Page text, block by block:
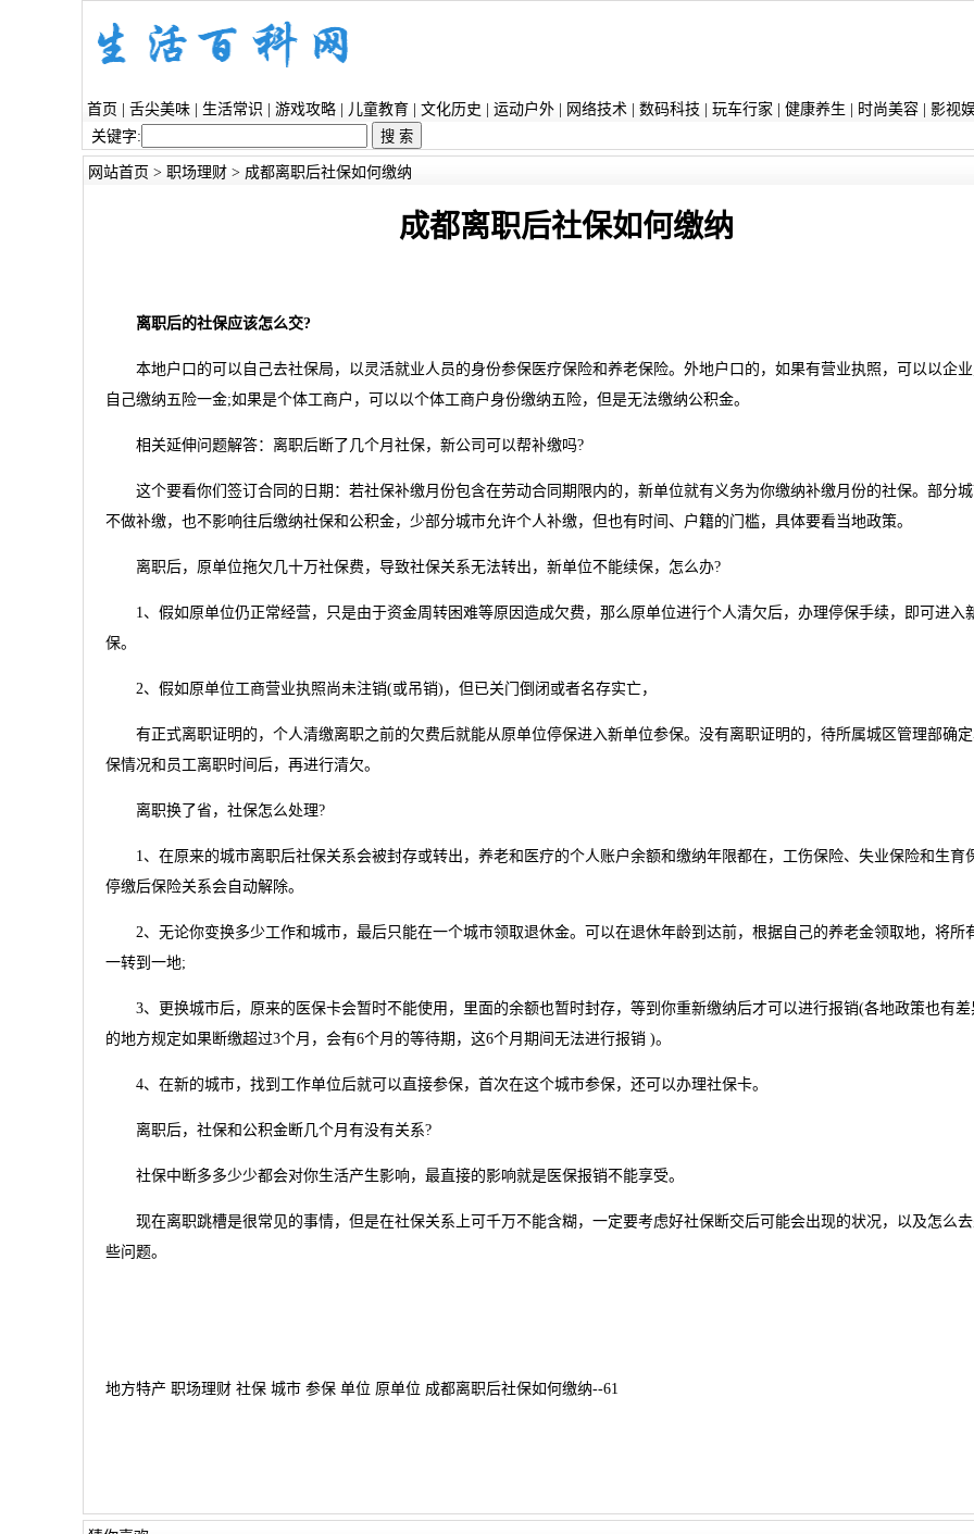
首页 舌尖美味| 生活常识 游戏攻略| 儿童教育| 文化历史 运动户外| 网络技术| 数码科技 玩车行家 健康养生 时尚美容| 影视
关键字:
网站首页 > 职场理财> 成都离职后社保如何缴纳
成都离职后社保如何缴纳
离职后的社保应该怎么交?
本地户口的可以自己去社保局，以灵活就业人员的身份参保医疗保险和养老保险。外地户口的，如果有营业执照，可以以企
自己缴纳五险一金;如果是个体工商户，可以以个体工商户身份缴纳五险，但是无法缴纳公积金。
相关延伸问题解答：离职后断了几个月社保，新公司可以帮补缴吗?
这个要看你们签订合同的日期：若社保补缴月份包含在劳动合同期限内的，新单位就有义务为你缴纳补缴月份的社保。部分
不做补缴，也不影响往后缴纳社保和公积金，少部分城市允许个人补缴，但也有时间、户籍的门槛，具体要看当地政策。
离职后，原单位拖欠几十万社保费，导致社保关系无法转出，新单位不能续保，怎么办?
1、假如原单位仍正常经营，只是由于资金周转困难等原因造成欠费，那么原单位进行个人清欠后，办理停保手续，即可进入
保。
2、假如原单位工商营业执照尚未注销(或吊销)，但已关门倒闭或者名存实亡，
有正式离职证明的，个人清缴离职之前的欠费后就能从原单位停保进入新单位参保。没有离职证明的，待所属城区管理部确
保情况和员工离职时间后，再进行清欠。
离职换了省，社保怎么处理?
1、在原来的城市离职后社保关系会被封存或转出，养老和医疗的个人账户余额和缴纳年限都在，工伤保险、失业保险和生育
停缴后保险关系会自动解除。
2、无论你变换多少工作和城市，最后只能在一个城市领取退休金。可以在退休年龄到达前，根据自己的养老金领取地，将所
一转到一地;
3、更换城市后，原来的医保卡会暂时不能使用，里面的余额也暂时封存，等到你重新缴纳后才可以进行报销(各地政策也有差
的地方规定如果断缴超过3个月，会有6个月的等待期，这6个月期间无法进行报销 )。
4、在新的城市，找到工作单位后就可以直接参保，首次在这个城市参保，还可以办理社保卡。
离职后，社保和公积金断几个月有没有关系?
社保中断多多少少都会对你生活产生影响，最直接的影响就是医保报销不能享受。
现在离职跳槽是很常见的事情，但是在社保关系上可千万不能含糊，一定要考虑好社保断交后可能会出现的状况，以及怎么
些问题。
地方特产 职场理财 社保 城市 参保 单位 原单位 成都离职后社保如何缴纳--61